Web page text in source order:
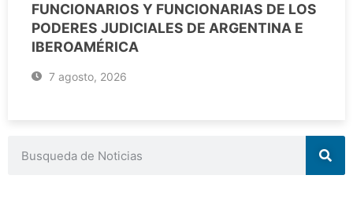
FUNCIONARIOS Y FUNCIONARIAS DE LOS
PODERES JUDICIALES DE ARGENTINA E
IBEROAMÉRICA
7 agosto, 2026